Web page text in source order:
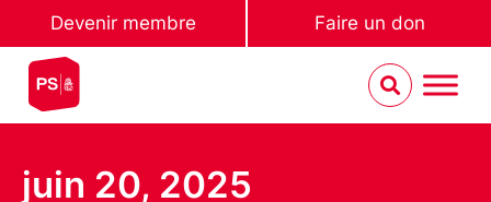
Devenir membre Faire un don
juin 20, 2025